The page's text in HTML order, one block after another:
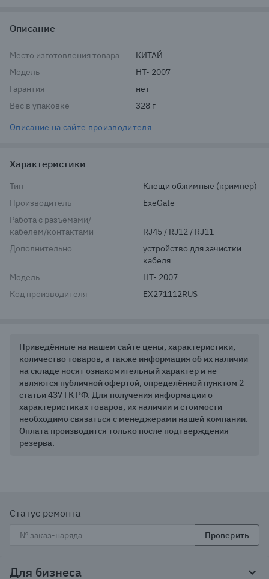
Описание
Место изготовления товара
КИТАЙ
Модель
HT- 2007
Гарантия
нет
Вес в упаковке
328 г
Описание на сайте производителя
Характеристики
Тип
Клещи обжимные (кримпер)
Производитель
ExeGate
Работа с разъемами/
кабелем/контактами
RJ45 / RJ12 / RJ11
Дополнительно
устройство для зачистки
кабеля
Модель
HT- 2007
Код производителя
EX271112RUS
Приведённые на нашем сайте цены, характеристики,
количество товаров, а также информация об их наличии
на складе носят ознакомительный характер и не
являются публичной офертой, определённой пунктом 2
статьи 437 ГК РФ. Для получения информации о
характеристиках товаров, их наличии и стоимости
необходимо связаться с менеджерами нашей компании.
Оплата производится только после подтверждения
резерва.
Статус ремонта
Проверить
Для бизнеса